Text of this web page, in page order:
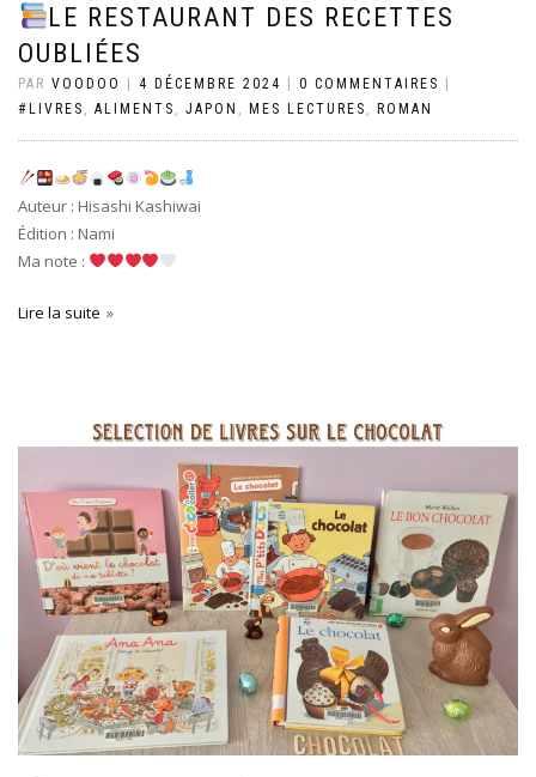
LE RESTAURANT DES RECETTES
OUBLIÉES
PAR VOODOO | 4 DÉCEMBRE 2024 | 0 COMMENTAIRES |
#LIVRES
ALIMENTS JAPON MES LECTURES ROMAN
Auteur : Hisashi Kashiwai
Édition : Nami
Ma note :
Lire la suite